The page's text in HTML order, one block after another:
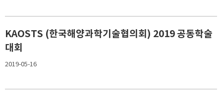
KAOSTS (한국해양과학기술협의회) 2019 공동학술
대회
2019-05-16